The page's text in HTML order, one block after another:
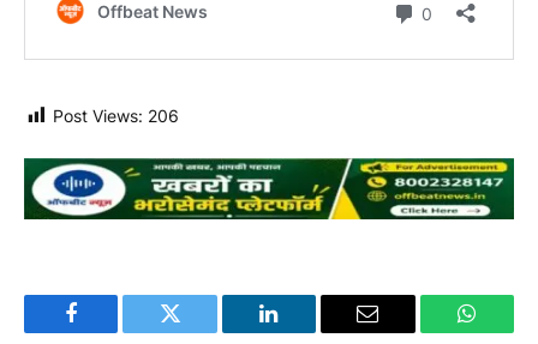
Post Views: 206
Facebook Twitter LinkedIn Email